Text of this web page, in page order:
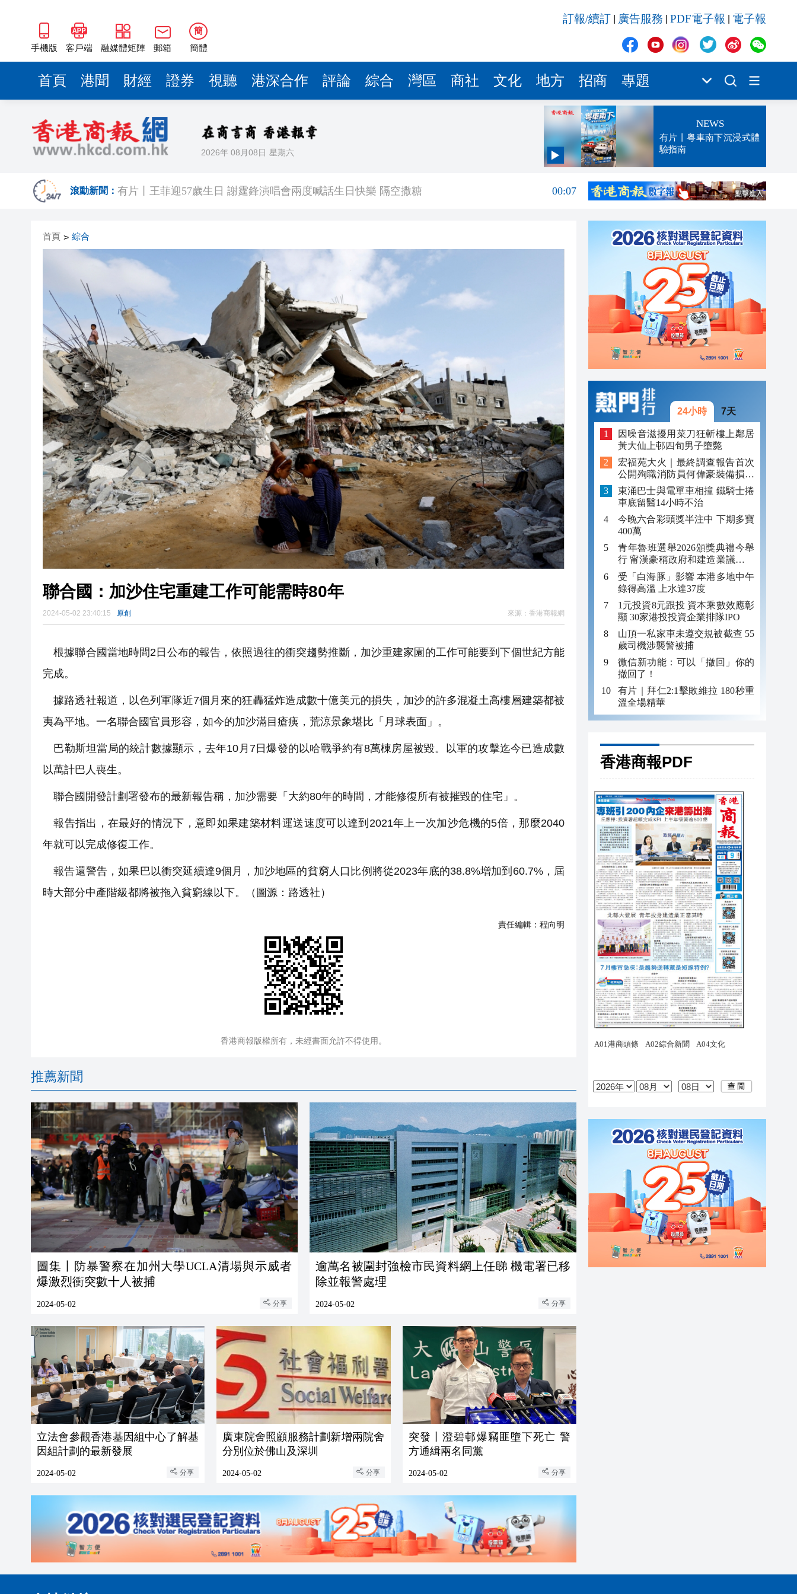
手機版 客戶端 融媒體矩陣 郵箱
簡
簡體
訂報/續訂 廣告服務 PDF電子報 電子報
首頁 港聞 財經 證券 視聽 港深合作 評論 綜合 灣區 商社 文化 地方 招商 專題
2026年 08月08日 星期六
NEWS
有片丨粵車南下沉浸式體
驗指南
滾動新聞：
有片丨王菲迎57歲生日 謝霆鋒演唱會兩度喊話生日快樂 隔空撒糖
00:07
有片丨星爺媽咪現身《功夫女足》謝票場 親切揮手力挺兒子
有片丨迪麗熱巴驚喜現身香港 高馬尾配白T 美麗明豔
超萬名「嘗鮮客」赴河源萬綠湖，在湖光山色間大飽「口福+眼福」
央媒省媒灣區媒體採風團走進河源
首頁 > 綜合
聯合國：加沙住宅重建工作可能需時80年
2024-05-02 23:40:15 原創 來源： 香港商報網
根據聯合國當地時間2日公布的報告，依照過往的衝突趨勢推斷，加沙重建家園的工作可能要到下個世紀方能
完成。
據路透社報道，以色列軍隊近7個月來的狂轟猛炸造成數十億美元的損失，加沙的許多混凝土高樓層建築都被
夷為平地。一名聯合國官員形容，如今的加沙滿目瘡痍，荒涼景象堪比「月球表面」。
巴勒斯坦當局的統計數據顯示，去年10月7日爆發的以哈戰爭約有8萬棟房屋被毀。以軍的攻擊迄今已造成數
以萬計巴人喪生。
聯合國開發計劃署發布的最新報告稱，加沙需要「大約80年的時間，才能修復所有被摧毀的住宅」。
報告指出，在最好的情況下，意即如果建築材料運送速度可以達到2021年上一次加沙危機的5倍，那麼2040
年就可以完成修復工作。
報告還警告，如果巴以衝突延續達9個月，加沙地區的貧窮人口比例將從2023年底的38.8%增加到60.7%，屆
時大部分中產階級都將被拖入貧窮線以下。（圖源：路透社）
責任編輯： 程向明
香港商報版權所有，未經書面允許不得使用。
推薦新聞
圖集丨防暴警察在加州大學UCLA清場與示威者
爆激烈衝突數十人被捕
2024-05-02 分享
逾萬名被圍封強檢市民資料網上任睇 機電署已移
除並報警處理
2024-05-02 分享
立法會參觀香港基因組中心了解基
因組計劃的最新發展
2024-05-02 分享
廣東院舍照顧服務計劃新增兩院舍
分別位於佛山及深圳
2024-05-02 分享
突發丨澄碧邨爆竊匪墮下死亡 警
方通緝兩名同黨
2024-05-02 分享
24小時 7天
因噪音滋擾用菜刀狂斬樓上鄰居
黃大仙上邨四旬男子墮斃
宏福苑大火｜最終調查報告首次
公開殉職消防員何偉豪裝備損毀
照片
東涌巴士與電單車相撞 鐵騎士捲
車底留醫14小時不治
今晚六合彩頭獎半注中 下期多寶
400萬
青年魯班選舉2026頒獎典禮今舉
行 甯漢豪稱政府和建造業議會做
好培訓工作
受「白海豚」影響 本港多地中午
錄得高溫 上水達37度
1元投資8元跟投 資本乘數效應彰
顯 30家港投投資企業排隊IPO
山頂一私家車未遵交規被截查 55
歲司機涉襲警被捕
微信新功能：可以「撤回」你的
撤回了！
有片｜拜仁2:1擊敗維拉 180秒重
溫全場精華
香港商報PDF